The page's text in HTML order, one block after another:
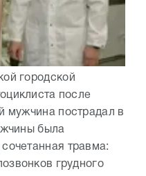
городской
после
мужчина пострадал в
была
травма:
грудного